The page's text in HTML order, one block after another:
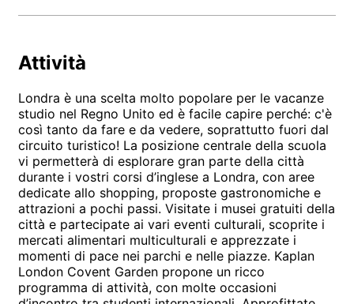
Attività
Londra è una scelta molto popolare per le vacanze
studio nel Regno Unito ed è facile capire perché: c'è
così tanto da fare e da vedere, soprattutto fuori dal
circuito turistico! La posizione centrale della scuola
vi permetterà di esplorare gran parte della città
durante i vostri corsi d’inglese a Londra, con aree
dedicate allo shopping, proposte gastronomiche e
attrazioni a pochi passi. Visitate i musei gratuiti della
città e partecipate ai vari eventi culturali, scoprite i
mercati alimentari multiculturali e apprezzate i
momenti di pace nei parchi e nelle piazze. Kaplan
London Covent Garden propone un ricco
programma di attività, con molte occasioni